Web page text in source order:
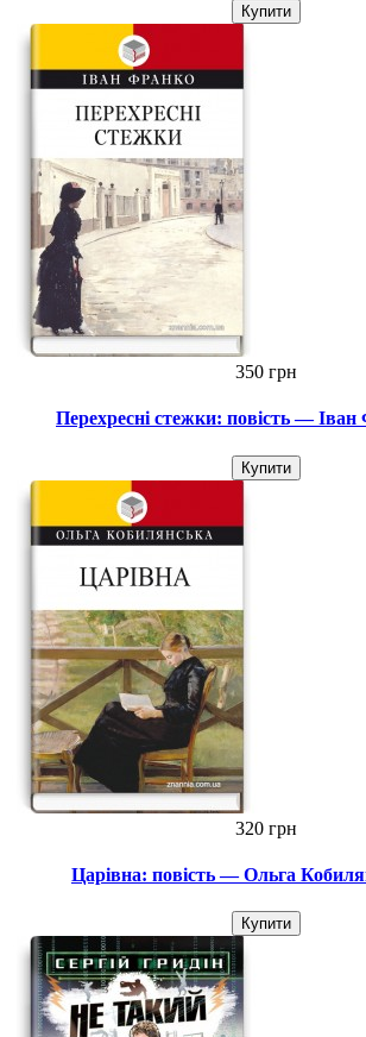
Купити
350 грн
Перехресні стежки: повість —
Купити
320 грн
Царівна: повість — Ольга
Купити